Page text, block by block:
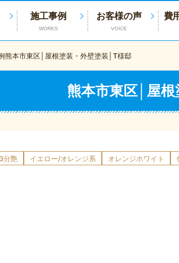
施工事例
WORKS
お客様の声
VOICE
費
熊本市東区│屋根塗装・外壁塗装│T様邸
熊本市東区│屋
分艶 イエロー/オレンジ系 オレンジホワイト